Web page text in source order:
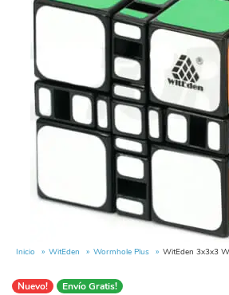
Inicio WitEden Wormhole Plus WitEden 3x3x3
Nuevo! Envío Gratis!